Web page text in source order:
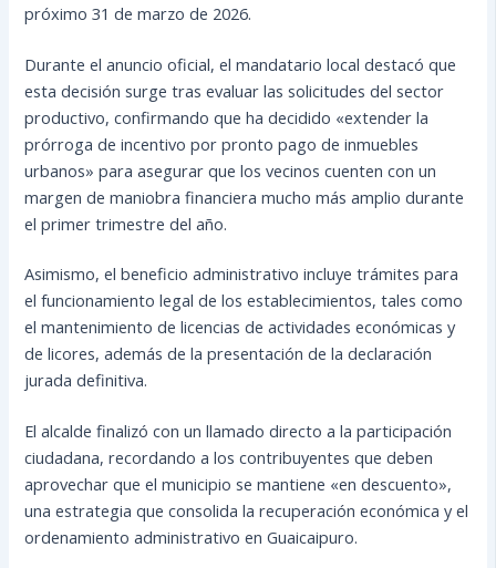
próximo 31 de marzo de 2026.
Durante el anuncio oficial, el mandatario local destacó que
esta decisión surge tras evaluar las solicitudes del sector
productivo, confirmando que ha decidido «extender la
prórroga de incentivo por pronto pago de inmuebles
urbanos» para asegurar que los vecinos cuenten con un
margen de maniobra financiera mucho más amplio durante
el primer trimestre del año.
Asimismo, el beneficio administrativo incluye trámites para
el funcionamiento legal de los establecimientos, tales como
el mantenimiento de licencias de actividades económicas y
de licores, además de la presentación de la declaración
jurada definitiva.
El alcalde finalizó con un llamado directo a la participación
ciudadana, recordando a los contribuyentes que deben
aprovechar que el municipio se mantiene «en descuento»,
una estrategia que consolida la recuperación económica y el
ordenamiento administrativo en Guaicaipuro.